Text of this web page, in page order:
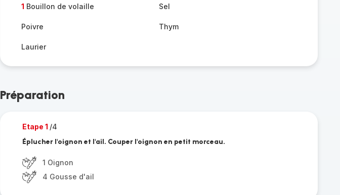
1 Bouillon de volaille Sel
Poivre Thym
Laurier
Préparation
Etape 1 /4
Éplucher l'oignon et l'ail. Couper l'oignon en petit morceau.
1 Oignon
4 Gousse d'ail